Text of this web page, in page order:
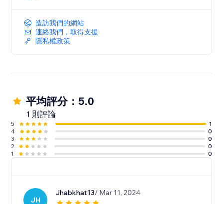
造訪我們的網站
連絡我們，取得支援
隱私權政策
平均評分：5.0
1 則評論
5
1
4
0
3
0
2
0
1
0
JH
Jhabkhat13/ Mar 11, 2024